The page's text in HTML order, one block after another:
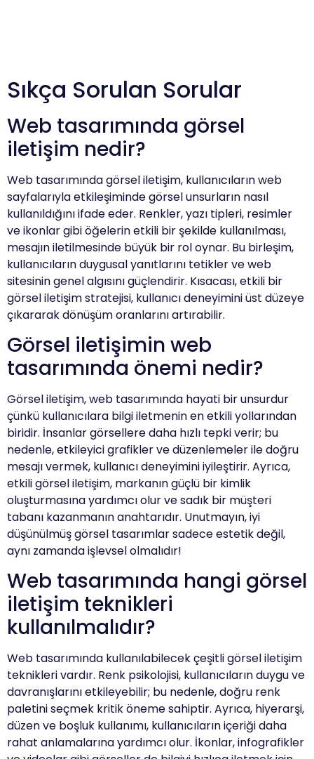
Sıkça Sorulan Sorular
Web tasarımında görsel
iletişim nedir?
Web tasarımında görsel iletişim, kullanıcıların web
sayfalarıyla etkileşiminde görsel unsurların nasıl
kullanıldığını ifade eder. Renkler, yazı tipleri, resimler
ve ikonlar gibi öğelerin etkili bir şekilde kullanılması,
mesajın iletilmesinde büyük bir rol oynar. Bu birleşim,
kullanıcıların duygusal yanıtlarını tetikler ve web
sitesinin genel algısını güçlendirir. Kısacası, etkili bir
görsel iletişim stratejisi, kullanıcı deneyimini üst düzeye
çıkararak dönüşüm oranlarını artırabilir.
Görsel iletişimin web
tasarımında önemi nedir?
Görsel iletişim, web tasarımında hayati bir unsurdur
çünkü kullanıcılara bilgi iletmenin en etkili yollarından
biridir. İnsanlar görsellere daha hızlı tepki verir; bu
nedenle, etkileyici grafikler ve düzenlemeler ile doğru
mesajı vermek, kullanıcı deneyimini iyileştirir. Ayrıca,
etkili görsel iletişim, markanın güçlü bir kimlik
oluşturmasına yardımcı olur ve sadık bir müşteri
tabanı kazanmanın anahtarıdır. Unutmayın, iyi
düşünülmüş görsel tasarımlar sadece estetik değil,
aynı zamanda işlevsel olmalıdır!
Web tasarımında hangi görsel
iletişim teknikleri
kullanılmalıdır?
Web tasarımında kullanılabilecek çeşitli görsel iletişim
teknikleri vardır. Renk psikolojisi, kullanıcıların duygu ve
davranışlarını etkileyebilir; bu nedenle, doğru renk
paletini seçmek kritik öneme sahiptir. Ayrıca, hiyerarşi,
düzen ve boşluk kullanımı, kullanıcıların içeriği daha
rahat anlamalarına yardımcı olur. İkonlar, infografikler